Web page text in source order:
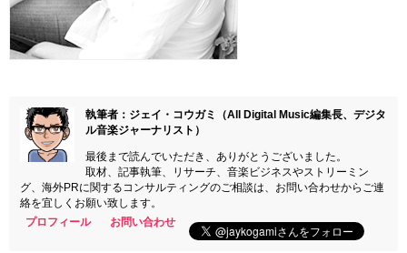
執筆者：ジェイ・コウガミ（All Digital Music編集長、デジタ
ル音楽ジャーナリスト）
最後まで読んでいただき、ありがとうございました。
取材、記事執筆、リサーチ、音楽ビジネスやストリーミン
グ、海外PRに関するコンサルティングのご相談は、お問い合わせからご連
絡を宜しくお願い致します。
プロフィール
お問い合わせ